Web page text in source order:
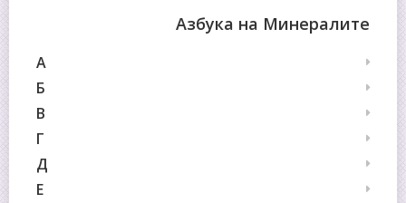
Азбука на Минералите
А
Б
В
Г
Д
Е